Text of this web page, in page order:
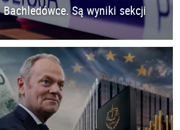
Bachledówce. Są wyniki sekcji